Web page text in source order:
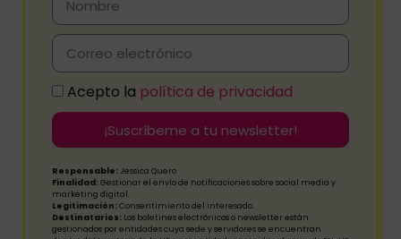
Acepto la política de privacidad
¡Suscríbeme a tu newsletter!
Responsable: Jessica Quero
Finalidad:Gestionar el envío de notificaciones sobre social media y
marketing digital.
Legitimación:Consentimiento del interesado.
Destinatarios: Los boletines electrónicos o newsletter están
gestionados por entidades cuya sede y servidores se encuentran